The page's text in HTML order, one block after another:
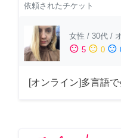
依頼されたチケット
女性 / 30代 /
sentiment_satisfied 5 sentiment_neutral 0 sentiment_dissatisfied
[オンライン]多言語で